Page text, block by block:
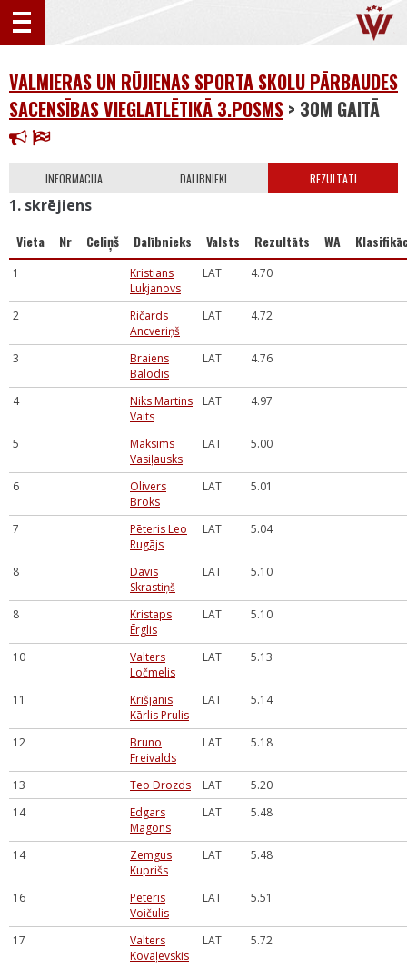
VALMIERAS UN RŪJIENAS SPORTA SKOLU PĀRBAUDES
SACENSĪBAS VIEGLATLĒTIKĀ 3.POSMS > 30M GAITĀ
INFORMĀCIJA DALĪBNIEKI REZULTĀTI
1. skrējiens
Vieta Nr Celiņš Dalībnieks Valsts Rezultāts WA
1
Kristians
Lukjanovs
LAT 4.70
2
Ričards
Ancveriņš
LAT 4.72
3
Braiens
Balodis
LAT 4.76
4
Niks Martins
Vaits
LAT 4.97
5
Maksims
Vasiļausks
LAT 5.00
6
Olivers
Broks
LAT 5.01
7
Pēteris Leo
Rugājs
LAT 5.04
8
Dāvis
Skrastiņš
LAT 5.10
8
Kristaps
Ērglis
LAT 5.10
10
Valters
Ločmelis
LAT 5.13
11
Krišjānis
Kārlis Prulis
LAT 5.14
12
Bruno
Freivalds
LAT 5.18
13 Teo Drozds LAT
5.20
14
Edgars
Magons
LAT 5.48
14
Zemgus
Kuprišs
LAT 5.48
16
Pēteris
Voičulis
LAT 5.51
17
Valters
Kovaļevskis
LAT 5.72